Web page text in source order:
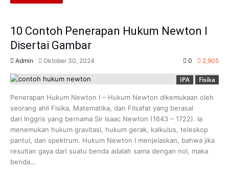
10 Contoh Penerapan Hukum Newton I
Disertai Gambar
Admin Oktober 30, 2024 0 2,905
IPA Fisika
Penerapan Hukum Newton I – Hukum Newton dikemukaan oleh
seorang ahli Fisika, Matematika, dan Filsafat yang berasal
dari Inggris yang bernama Sir Isaac Newton (1643 – 1722). Ia
menemukan hukum gravitasi, hukum gerak, kalkulus, teleskop
pantul, dan spektrum. Hukum Newton I menjelaskan, bahwa jika
resultan gaya dari suatu benda adalah sama dengan nol, maka
benda…